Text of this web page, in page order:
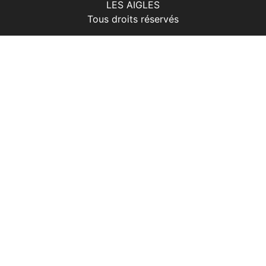
LES AIGLES
Tous droits réservés